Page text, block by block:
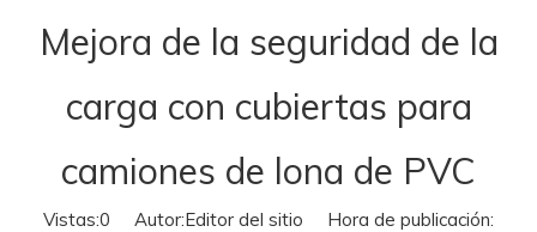
Mejora de la seguridad de la
carga con cubiertas para
camiones de lona de PVC
Vistas:0 Autor:Editor del sitio Hora de publicación: